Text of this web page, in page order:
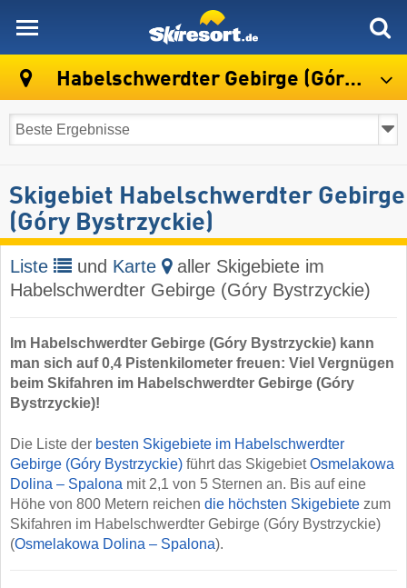
Habelschwerdter Gebirge (Góry Bystrzyckie)
Skigebiet Habelschwerdter Gebirge
(Góry Bystrzyckie)
Liste und Karte
aller Skigebiete im
Habelschwerdter Gebirge (Góry Bystrzyckie)
Im Habelschwerdter Gebirge (Góry Bystrzyckie) kann
man sich auf 0,4 Pistenkilometer freuen: Viel Vergnügen
beim Skifahren im Habelschwerdter Gebirge (Góry
Bystrzyckie)!
Die Liste der besten Skigebiete im Habelschwerdter
Gebirge (Góry Bystrzyckie) führt das SkigebietOsmelakowa
Dolina – Spalona mit 2,1 von 5 Sternen an. Bis auf eine
Höhe von 800 Metern reichen die höchsten Skigebiete zum
Skifahren im Habelschwerdter Gebirge (Góry Bystrzyckie)
(Osmelakowa Dolina – Spalona).